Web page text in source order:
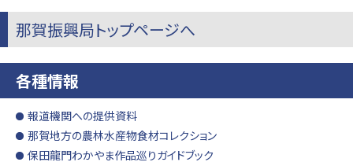
那賀振興局トップページへ
各種情報
報道機関への提供資料
那賀地方の農林水産物食材コレクション
保田龍門わかやま作品巡りガイドブック